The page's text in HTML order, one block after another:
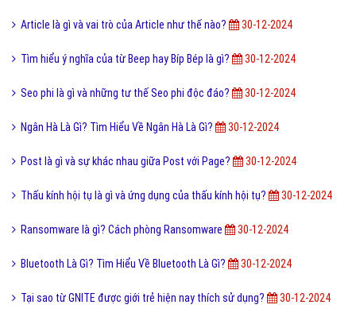
Article là gì và vai trò của Article như thế nào? 30-12-2024
Tìm hiểu ý nghĩa của từ Beep hay Bíp Bép là gì? 30-12-2024
Seo phi là gì và những tư thế Seo phi độc đáo? 30-12-2024
Ngân Hà Là Gì? Tìm Hiểu Về Ngân Hà Là Gì? 30-12-2024
Post là gì và sự khác nhau giữa Post với Page? 30-12-2024
Thấu kính hội tụ là gì và ứng dụng của thấu kính hội tụ? 30-12-2024
Ransomware là gì? Cách phòng Ransomware 30-12-2024
Bluetooth Là Gì? Tìm Hiểu Về Bluetooth Là Gì? 30-12-2024
Tại sao từ GNITE được giới trẻ hiện nay thích sử dụng? 30-12-2024